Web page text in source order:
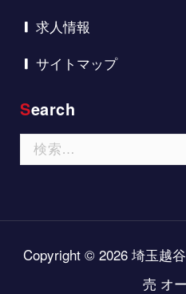
求人情報
サイトマップ
Search
Copyright © 2026 埼玉越
売 オ